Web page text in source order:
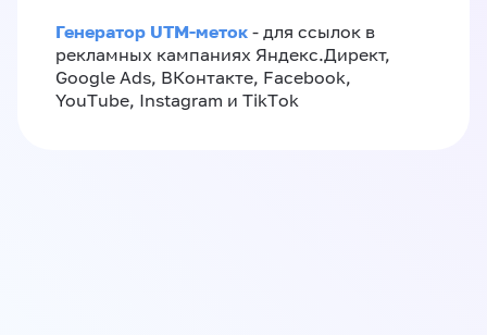
Генератор UTM-меток - для ссылок в
рекламных кампаниях Яндекс.Директ,
Google Ads, ВКонтакте, Facebook,
YouTube, Instagram и TikTok